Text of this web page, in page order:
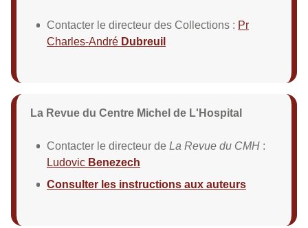
Contacter le directeur des Collections : Pr
Charles-André Dubreuil
La Revue du Centre Michel de L'Hospital
Contacter le directeur de La Revue du CMH :
Ludovic Benezech
Consulter les instructions aux auteurs